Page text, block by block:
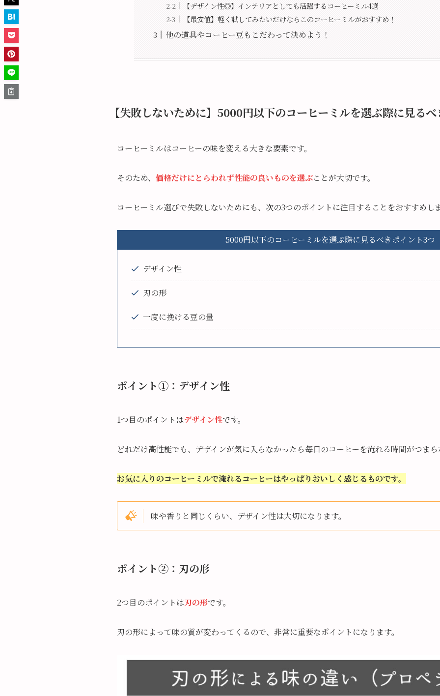
【デザイン性◎】インテリアとしても活躍するコーヒーミル4選
【最安値】軽く試してみたいだけならこのコーヒーミルがおすすめ！
他の道具やコーヒー豆もこだわって決めよう！
【失敗しないために】5000円以下のコーヒーミルを選ぶ際に見る
コーヒーミルはコーヒーの味を変える大きな要素です。
そのため、 価格だけにとらわれず性能の良いものを選ぶことが大切です。
コーヒーミル選びで失敗しないためにも、次の3つのポイントに注目することをおすすめしま
5000円以下のコーヒーミルを選ぶ際に見るべきポイント3つ
デザイン性
刃の形
一度に挽ける豆の量
ポイント①：デザイン性
1つ目のポイントはデザイン性です。
どれだけ高性能でも、デザインが気に入らなかったら毎日のコーヒーを淹れる時間がつまら
お気に入りのコーヒーミルで淹れるコーヒーはやっぱりおいしく感じるものです。
味や香りと同じくらい、デザイン性は大切になります。
ポイント②：刃の形
2つ目のポイントは刃の形です。
刃の形によって味の質が変わってくるので、非常に重要なポイントになります。